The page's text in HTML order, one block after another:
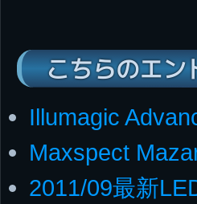
こちらのエン
Illumagic
Maxspect
2011/09最新